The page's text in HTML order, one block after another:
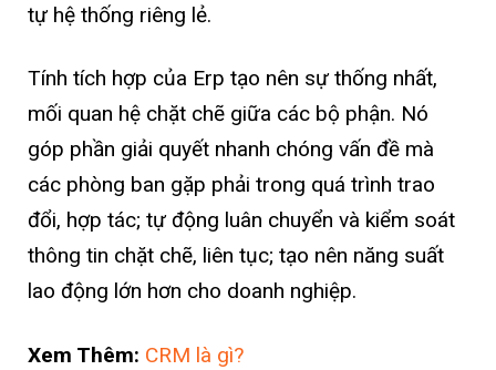
tự hệ thống riêng lẻ.
Tính tích hợp của Erp tạo nên sự thống nhất,
mối quan hệ chặt chẽ giữa các bộ phận. Nó
góp phần giải quyết nhanh chóng vấn đề mà
các phòng ban gặp phải trong quá trình trao
đổi, hợp tác; tự động luân chuyển và kiểm soát
thông tin chặt chẽ, liên tục; tạo nên năng suất
lao động lớn hơn cho doanh nghiệp.
Xem Thêm: CRM là gì?